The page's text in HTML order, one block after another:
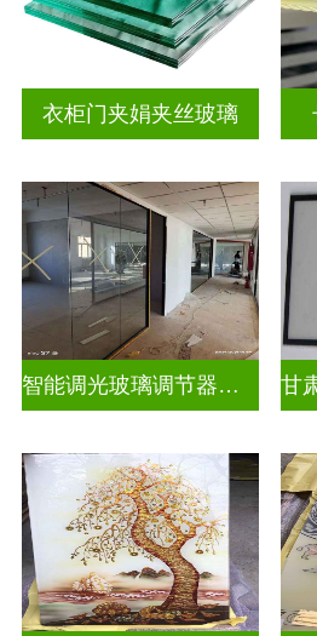
衣柜门夹娟夹丝玻璃
智能调光玻璃调节器图片